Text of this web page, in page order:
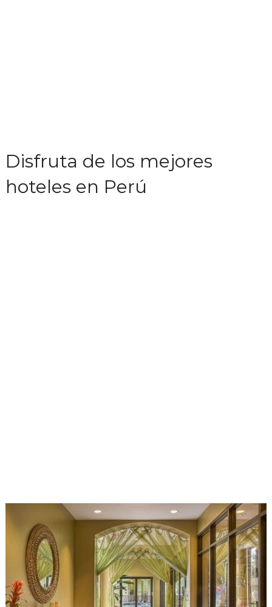
Disfruta de los mejores
hoteles en Perú